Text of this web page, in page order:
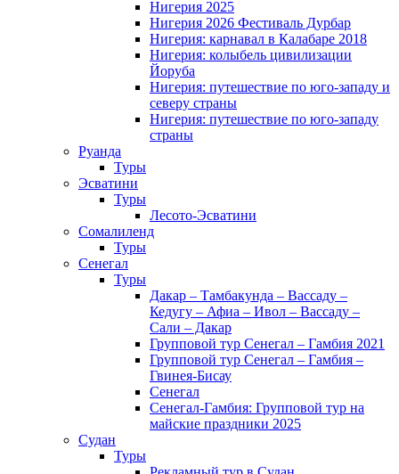
Нигерия 2025
Нигерия 2026 Фестиваль Дурбар
Нигерия: карнавал в Калабаре 2018
Нигерия: колыбель цивилизации
Йоруба
Нигерия: путешествие по юго-западу и
северу страны
Нигерия: путешествие по юго-западу
страны
Руанда
Туры
Эсватини
Туры
Лесото-Эсватини
Сомалиленд
Туры
Сенегал
Туры
Дакар – Тамбакунда – Вассаду –
Кедугу – Афиа – Ивол – Вассаду –
Сали – Дакар
Групповой тур Сенегал – Гамбия 2021
Групповой тур Сенегал – Гамбия –
Гвинея-Бисау
Сенегал
Сенегал-Гамбия: Групповой тур на
майские праздники 2025
Судан
Туры